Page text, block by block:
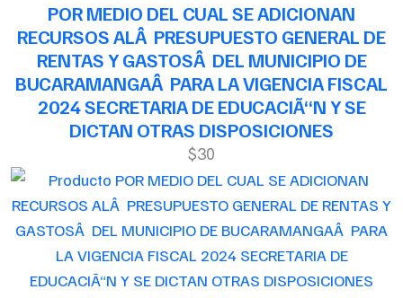
POR MEDIO DEL CUAL SE ADICIONAN
RECURSOS ALÂ PRESUPUESTO GENERAL DE
RENTAS Y GASTOSÂ DEL MUNICIPIO DE
BUCARAMANGAÂ PARA LA VIGENCIA FISCAL
2024 SECRETARIA DE EDUCACIÃ“N Y SE
DICTAN OTRAS DISPOSICIONES
$30